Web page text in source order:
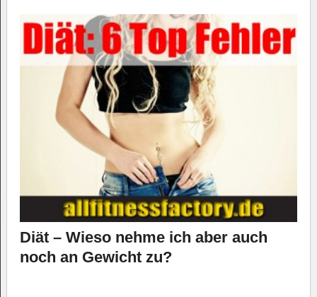
Diät – Wieso nehme ich aber auch
noch an Gewicht zu?